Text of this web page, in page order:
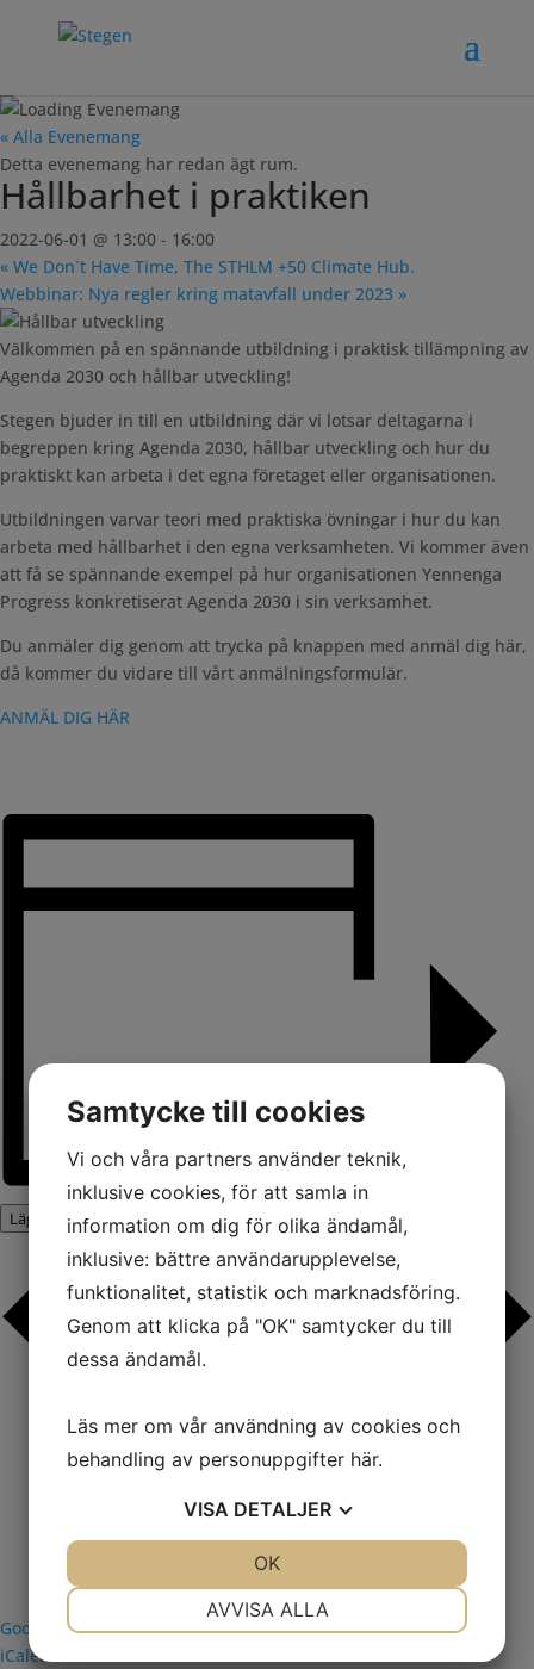
« Alla Evenemang
Detta evenemang har redan ägt rum.
Hållbarhet i praktiken
2022-06-01 @ 13:00 - 16:00
« We Don`t Have Time, The STHLM +50 Climate Hub.
Webbinar: Nya regler kring matavfall under 2023 »
Välkommen på en spännande utbildning i praktisk tillämpning av
Agenda 2030 och hållbar utveckling!
Stegen bjuder in till en utbildning där vi lotsar deltagarna i
begreppen kring Agenda 2030, hållbar utveckling och hur du
praktiskt kan arbeta i det egna företaget eller organisationen.
Utbildningen varvar teori med praktiska övningar i hur du kan
arbeta med hållbarhet i den egna verksamheten. Vi kommer även
att få se spännande exempel på hur organisationen Yennenga
Progress konkretiserat Agenda 2030 i sin verksamhet.
Du anmäler dig genom att trycka på knappen med anmäl dig här,
då kommer du vidare till vårt anmälningsformulär.
ANMÄL DIG HÄR
Lägg till i kalender
Google Kalender
iCalendar
Samtycke till cookies
Vi och våra partners använder teknik,
inklusive cookies, för att samla in
information om dig för olika ändamål,
inklusive: bättre användarupplevelse,
funktionalitet, statistik och marknadsföring.
Genom att klicka på "OK" samtycker du till
dessa ändamål.
Läs mer om vår användning av cookies och
behandling av personuppgifter här.
VISA DETALJER
AVVISA ALLA
OK